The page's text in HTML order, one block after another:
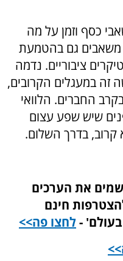
כסף וזמן על מה
משאבים גם בהטמעת
ציבוריים. נדמה
זה במעגלים הקרובים,
החברים. הלוואי
שיש שפע עצום
קרוב, בדרך השלום.
שמים את הערכים
חינם
-לחצו פה>>